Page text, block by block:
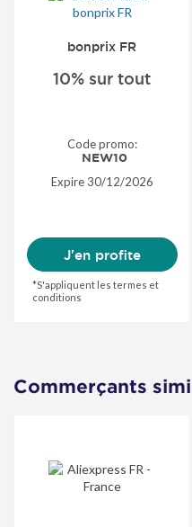
bonprix FR
10% sur tout
Code promo:
NEW10
Expire 30/12/2026
*S'appliquent les termes et
conditions
J'en profite
Commerçants